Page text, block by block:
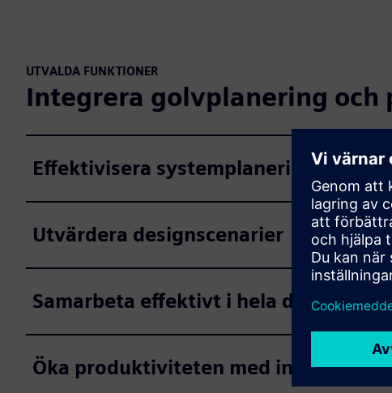
UTVALDA FUNKTIONER
Integrera golvplanering
Effektivisera systemplaneringen
Utvärdera designscenarier
Samarbeta effektivt i hela
Öka produktiviteten med intelligenta